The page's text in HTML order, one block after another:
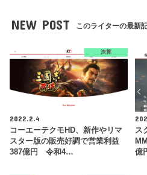
NEW POST このライターの最新
決算
2022.2.4
コーエーテクモHD、新作やリマ
スター版の販売好調で営業利益
387億円 令和4…
ス
億